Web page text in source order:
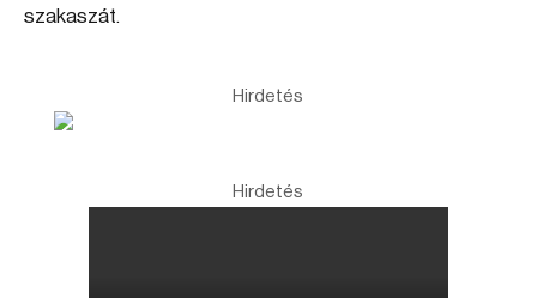
szakaszát.
Hirdetés
Hirdetés